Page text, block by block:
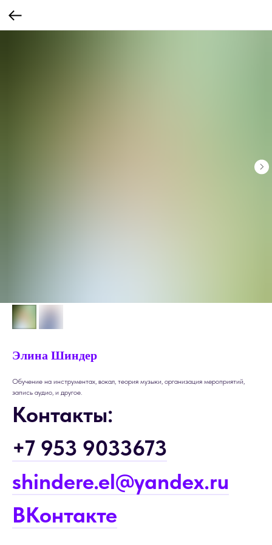
Элина Шиндер
Обучение на инструментах, вокал, теория музыки, организация мероприятий,
запись аудио, и другое.
Контакты:
+7 953 9033673
shindere.el@yandex.ru
ВКонтакте